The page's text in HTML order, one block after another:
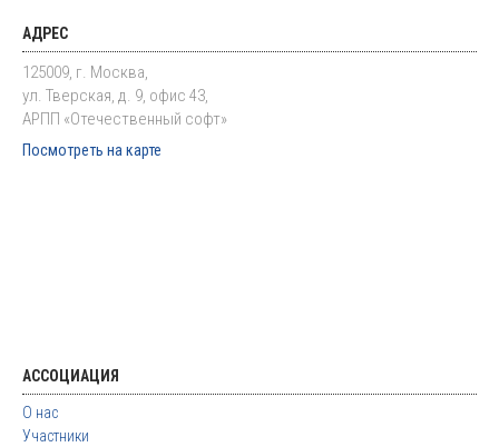
АДРЕС
125009, г. Москва,
ул. Тверская, д. 9, офис 43,
АРПП «Отечественный софт»
Посмотреть на карте
АССОЦИАЦИЯ
О нас
Участники